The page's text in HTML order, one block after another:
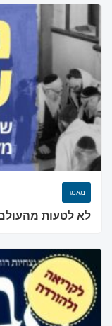
מאמר
לא לטעות
הכירו את
בארץ ובעולם!